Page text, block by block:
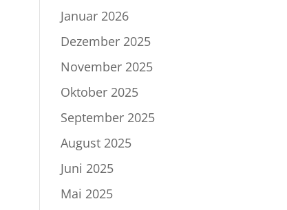
Januar 2026
Dezember 2025
November 2025
Oktober 2025
September 2025
August 2025
Juni 2025
Mai 2025